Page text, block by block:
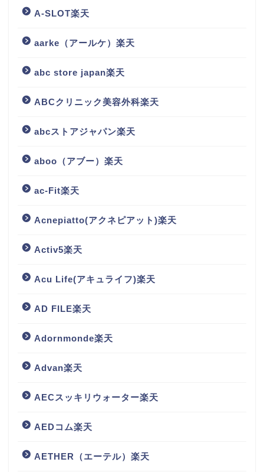
A-SLOT楽天
aarke（アールケ）楽天
abc store japan楽天
ABCクリニック美容外科楽天
abcストアジャパン楽天
aboo（アブー）楽天
ac-Fit楽天
Acnepiatto(アクネピアット)楽天
Activ5楽天
Acu Life(アキュライフ)楽天
AD FILE楽天
Adornmonde楽天
Advan楽天
AECスッキリウォーター楽天
AEDコム楽天
AETHER（エーテル）楽天